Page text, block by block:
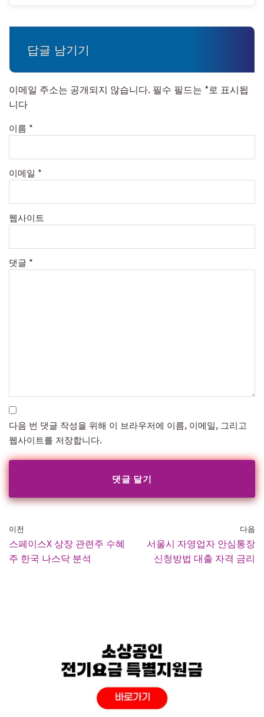
답글 남기기
이메일 주소는 공개되지 않습니다. 필수 필드는 *로 표시됩
니다
이름 *
이메일 *
웹사이트
댓글 *
다음 번 댓글 작성을 위해 이 브라우저에 이름, 이메일, 그리고
웹사이트를 저장합니다.
이전
스페이스X 상장 관련주 수혜
주 한국 나스닥 분석
다음
서울시 자영업자 안심통장
신청방법 대출 자격 금리